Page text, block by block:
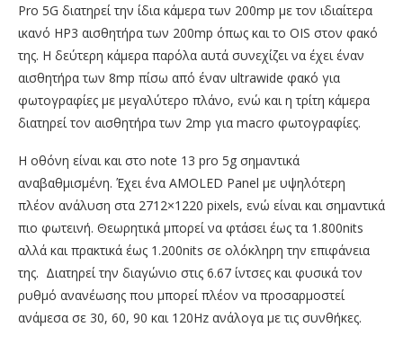
Pro 5G διατηρεί την ίδια κάμερα των 200mp με τον ιδιαίτερα
ικανό HP3 αισθητήρα των 200mp όπως και το OIS στον φακό
της. Η δεύτερη κάμερα παρόλα αυτά συνεχίζει να έχει έναν
αισθητήρα των 8mp πίσω από έναν ultrawide φακό για
φωτογραφίες με μεγαλύτερο πλάνο, ενώ και η τρίτη κάμερα
διατηρεί τον αισθητήρα των 2mp για macro φωτογραφίες.
H οθόνη είναι και στο note 13 pro 5g σημαντικά
αναβαθμισμένη. Έχει ένα AMOLED Panel με υψηλότερη
πλέον ανάλυση στα 2712×1220 pixels, ενώ είναι και σημαντικά
πιο φωτεινή. Θεωρητικά μπορεί να φτάσει έως τα 1.800nits
αλλά και πρακτικά έως 1.200nits σε ολόκληρη την επιφάνεια
της. Διατηρεί την διαγώνιο στις 6.67 ίντσες και φυσικά τον
ρυθμό ανανέωσης που μπορεί πλέον να προσαρμοστεί
ανάμεσα σε 30, 60, 90 και 120Hz ανάλογα με τις συνθήκες.